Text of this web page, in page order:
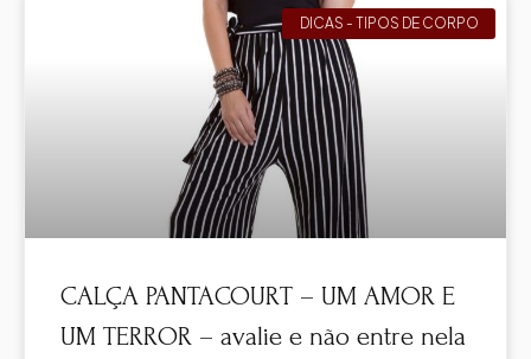
DICAS - TIPOS DE CORPO
CALÇA PANTACOURT – UM AMOR E
UM TERROR – avalie e não entre nela